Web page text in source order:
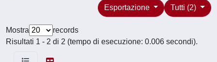
Tutti (2)
Esportazione
Mostra
records
Risultati 1 - 2 di 2 (tempo di esecuzione: 0.006 secondi).